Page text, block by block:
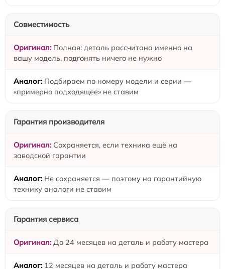
Совместимость
Полная: деталь рассчитана именно на
вашу модель, подгонять ничего не нужно
Подбираем по номеру модели и серии —
«примерно подходящее» не ставим
Гарантия производителя
Сохраняется, если техника ещё на
заводской гарантии
Не сохраняется — поэтому на гарантийную
технику аналоги не ставим
Гарантия сервиса
До 24 месяцев на деталь и работу мастера
12 месяцев на деталь и работу мастера